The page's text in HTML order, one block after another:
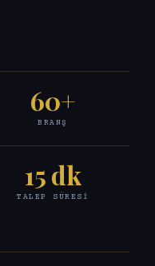
60+
BRANŞ
15 dk
TALEP SÜRESI